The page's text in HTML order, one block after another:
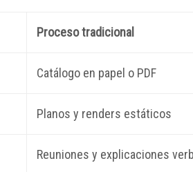
Proceso tradicional
Catálogo en papel o PDF
Planos y renders estáticos
Reuniones y explicaciones